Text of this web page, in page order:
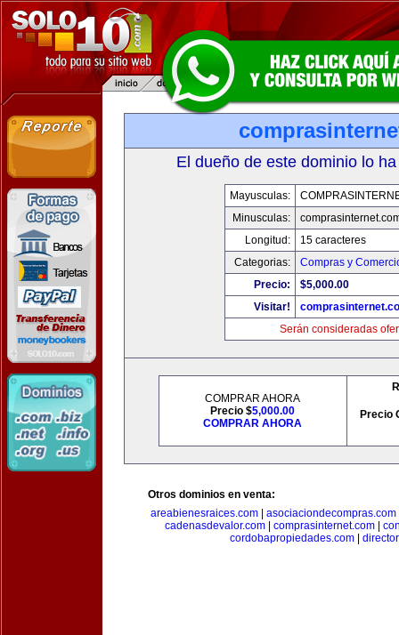
El dueño de este dominio lo
Mayusculas:
Minusculas:
Longitud:
15 caracteres
Categorias:
Compras y
Precio:
$5,000.00
Visitar!
Serán consideradas
COMPRAR AHORA
Precio $5,000.00
COMPRAR AHORA
Precio
Otros dominios en venta:
areabienesraices.com| asociaciondecompras.com
cadenasdevalor.com
comprasinternet.com
cordobapropiedades.com